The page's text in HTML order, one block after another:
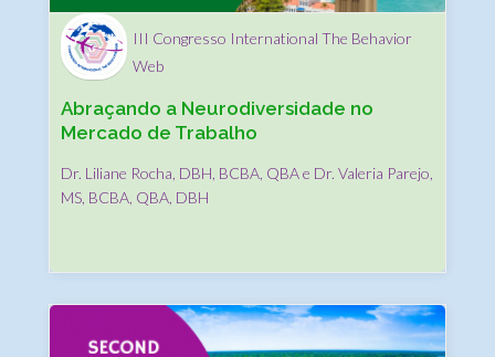
III Congresso International The Behavior
Web
Abraçando a Neurodiversidade no
Mercado de Trabalho
Dr. Liliane Rocha, DBH, BCBA, QBA e Dr. Valeria Parejo,
MS, BCBA, QBA, DBH